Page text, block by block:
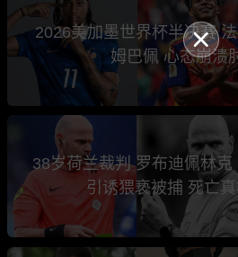
2026美加墨世界杯半决赛
姆巴佩 心态崩溃
38岁荷兰裁判 罗布迪佩林
引诱猥亵被捕 死亡